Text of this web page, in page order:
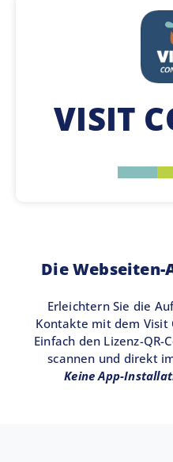
VISIT
Die
Erleichtern Sie die
Kontakte mit dem Visit
Einfach den Lizenz-
scannen und direkt
Keine App-